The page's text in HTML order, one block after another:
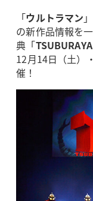
「ウルトラマン
の新作品情報を
典「
12月14日（土）
催！